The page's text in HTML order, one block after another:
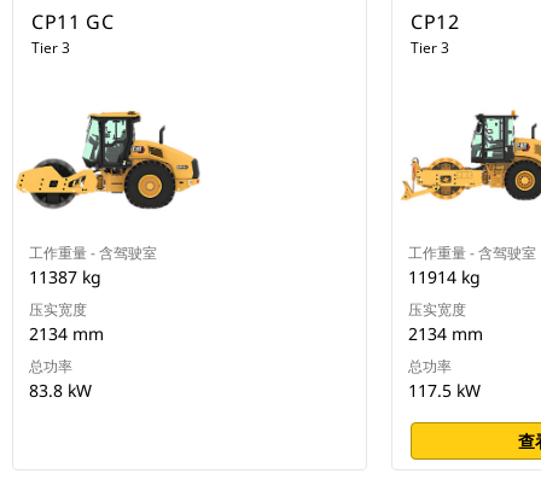
CP11 GC
Tier 3
工作重量 - 含驾驶室
11387 kg
压实宽度
2134 mm
总功率
83.8 kW
CP12
Tier 3
工作重量 - 含驾驶室
11914 kg
压实宽度
2134 mm
总功率
117.5 kW
查